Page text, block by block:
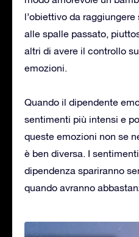
l’obiettivo da
alle spalle passato,
altri di avere il controllo
emozioni.
Quando il dipendente
sentimenti più intensi e
queste emozioni non se
è ben diversa. I
dipendenza spariranno
quando avranno